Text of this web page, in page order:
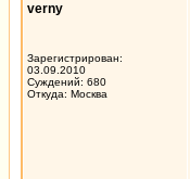
verny
Зарегистрирован:
03.09.2010
Суждений: 680
Откуда: Москва